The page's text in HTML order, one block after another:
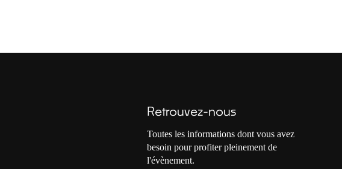
Retrouvez-nous
Toutes les informations dont vous avez
besoin pour profiter pleinement de
l'évènement.